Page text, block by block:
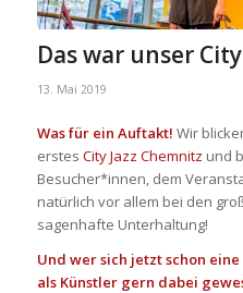
Das war unser City
13. Mai 2019
Was für ein Auftakt! Wir
erstes City Jazz Chemnitz und
Besucher*innen, dem
natürlich vor allem bei den
sagenhafte Unterhaltung!
Und wer sich jetzt schon
als Künstler gern dabei